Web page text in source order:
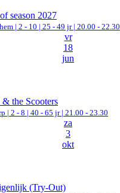
season 2027
| 2 - 10 | 25 - 49 jr | 20.00 - 22.30
vr
18
jun
the Scooters
| 2 - 8 | 40 - 65 jr | 21.00 - 23.30
za
3
okt
(Try-Out)